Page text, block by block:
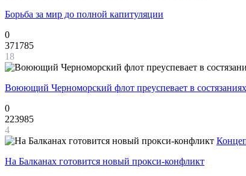
Борьба за мир до полной капитуляции
0
371785
18
Воюющий Черноморский флот преуспевает в
0
223985
4
На Балканах готовится новый прокси-конфликт